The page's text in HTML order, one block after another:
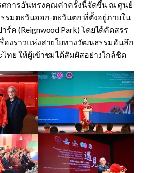
ศการอันทรงคุณค่าครั้งนี้จัดขึ้น ณ ศูนย์
รมตะวันออก-ตะวันตก ที่ตั้งอยู่ภายใน
ร์ค (Reignwood Park) โดยได้คัดสรร
รื่องราวแห่งสายใยทางวัฒนธรรมอันลึก
ทย ให้ผู้เข้าชมได้สัมผัสอย่างใกล้ชิด